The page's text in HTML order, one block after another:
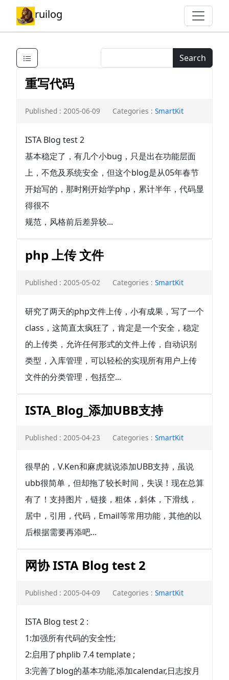
ruilog
Search
重写代码
Published : 2005-06-09 Categories : SmartKit
ISTA Blog test 2
基本稳定了，有几个小bug，只是出在功能层面
上，不危及系统安全，但这个blog是从05年春节
开始写的，那时刚开始学php，累计半年，代码显
得很不
规范，风格前后差异较...
php 上传 文件
Published : 2005-05-02 Categories : SmartKit
研究了两天的php文件上传，小有成果，写了一个
class，这简直太疯狂了，肯定是一个安全，稳定
的上传类，允许任何形式的文件上传，自动识别
类型，入库管理，可以轻松的实现所有用户上传
文件的分类管理，包括空...
ISTA_Blog_添加UBB支持
Published : 2005-04-23 Categories : SmartKit
很早的，V.Ken和麻虎就说添加UBB支持，虽说
ubb很简单，但却拖了较长时间，失误！现在总算
有了！支持图片，链接，粗体，斜体，下滑线，
居中，引用，代码，Email等常用功能，其他的以
后根据需要再添吧...
网协 ISTA Blog test 2
Published : 2005-04-09 Categories : SmartKit
ISTA Blog test 2 :
1:加强所有代码的安全性;
2:启用了phplib 7.4 template ;
3:完善了blog的基本功能,添加calendar,日志按月